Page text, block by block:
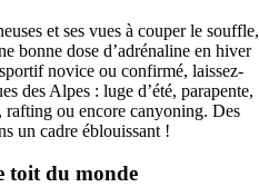
et ses vues à couper le souffle,
bonne dose d’adrénaline en hiver
novice ou confirmé, laissez-
des Alpes : luge d’été, parapente,
rafting ou encore canyoning. Des
un cadre éblouissant !
toit du monde